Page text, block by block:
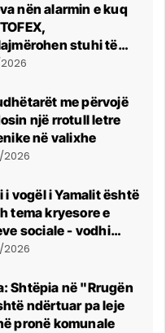
nën alarmin e kuq
stuhi të
me breshër dhe
me përvojë
një rrotull letre
në valixhe
i vogël i Yamalit është
tema kryesore e
sociale - vodhi
pas finales së
Shtëpia në "Rrugën
ndërtuar pa leje
pronë komunale